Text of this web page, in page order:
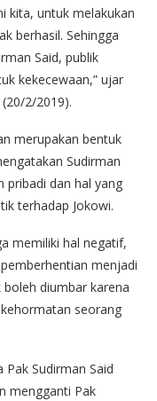
kita, untuk melakukan
berhasil. Sehingga
Said, publik
kekecewaan,” ujar
2/2019).
merupakan bentuk
Sudirman
pribadi dan hal yang
terhadap Jokowi.
memiliki hal negatif,
menjadi
diumbar karena
seorang
Sudirman Said
mengganti Pak